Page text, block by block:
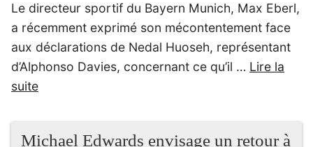
Le directeur sportif du Bayern Munich, Max Eberl,
a récemment exprimé son mécontentement face
aux déclarations de Nedal Huoseh, représentant
d’Alphonso Davies, concernant ce qu’il … Lire la
suite
Michael Edwards envisage un retour à